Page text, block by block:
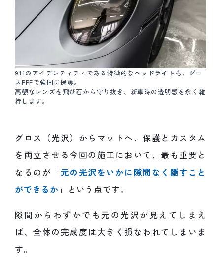
911のアイデンティティである特徴的な ヘッドライト も、グロ
スPPFで強固に保護。
高額なレンズを飛び石から守り抜き、新車時の透明感を永く維
持します。
グロス（光沢）からマットへ、保護とカスタム
を両立させる今回の施工において、最も重要と
なるのが「元の光沢をいかに隙間なく隠すこと
ができるか 」という点です。
隙間からわずかでも元の光沢が見えてしまえ
ば、全体の完成度は大きく損なわれてしまいま
す。